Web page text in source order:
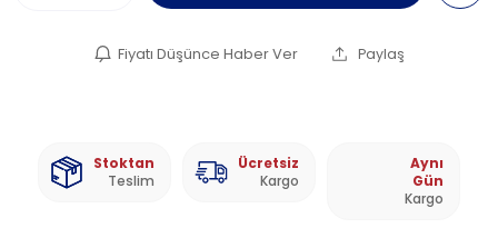
Fiyatı Düşünce Haber Ver Paylaş
Stoktan
Teslim
Ücretsiz
Kargo
Aynı
Gün
Kargo